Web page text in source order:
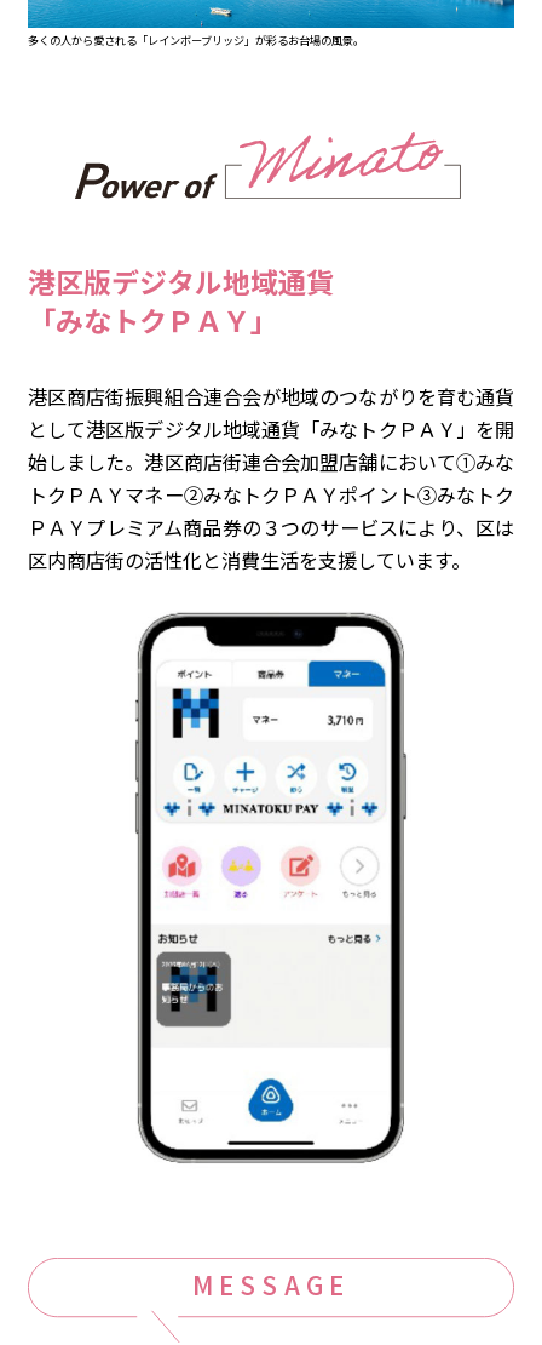
多くの人から愛される「レインボーブリッジ」が彩るお台場の風景。
港区版デジタル地域通貨
「みなトクＰＡＹ」
港区商店街振興組合連合会が地域のつながりを育む通貨
として港区版デジタル地域通貨「みなトクＰＡＹ」を開
始しました。港区商店街連合会加盟店舗において①みな
トクＰＡＹマネー②みなトクＰＡＹポイント③みなトク
ＰＡＹプレミアム商品券の３つのサービスにより、区は
区内商店街の活性化と消費生活を支援しています。
MESSAGE